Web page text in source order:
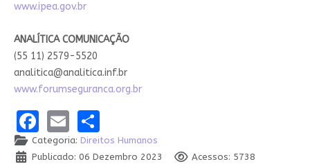
www.ipea.gov.br
ANALÍTICA COMUNICAÇÃO
(55 11) 2579-5520
analitica@analitica.inf.br
www.forumseguranca.org.br
Facebook
EmailShare
Categoria: Direitos Humanos
Publicado: 06 Dezembro 2023
Acessos: 5738